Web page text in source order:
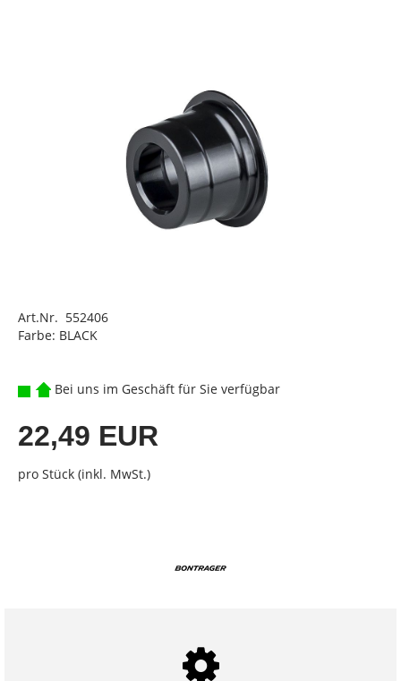
Art.Nr. 552406
Farbe: BLACK
Bei uns im Geschäft für Sie verfügbar
22,49 EUR
pro Stück (inkl. MwSt.)